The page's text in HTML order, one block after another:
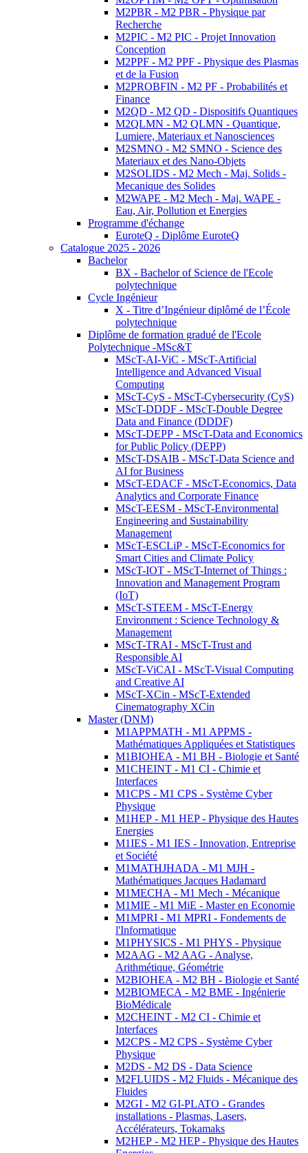
M2PBR - M2 PBR - Physique par
Recherche
M2PIC - M2 PIC - Projet Innovation
Conception
M2PPF - M2 PPF - Physique des Plasmas
et de la Fusion
M2PROBFIN - M2 PF - Probabilités et
Finance
M2QD - M2 QD - Dispositifs Quantiques
M2QLMN - M2 QLMN - Quantique,
Lumiere, Materiaux et Nanosciences
M2SMNO - M2 SMNO - Science des
Materiaux et des Nano-Objets
M2SOLIDS - M2 Mech - Maj. Solids -
Mecanique des Solides
M2WAPE - M2 Mech - Maj. WAPE -
Eau, Air, Pollution et Energies
Programme d'échange
EuroteQ - Diplôme EuroteQ
Catalogue 2025 - 2026
Bachelor
BX - Bachelor of Science de l'Ecole
polytechnique
Cycle Ingénieur
X - Titre d’Ingénieur diplômé de l’École
polytechnique
Diplôme de formation gradué de l'Ecole
Polytechnique -MSc&T
MScT-AI-ViC - MScT-Artificial
Intelligence and Advanced Visual
Computing
MScT-CyS - MScT-Cybersecurity (CyS)
MScT-DDDF - MScT-Double Degree
Data and Finance (DDDF)
MScT-DEPP - MScT-Data and Economics
for Public Policy (DEPP)
MScT-DSAIB - MScT-Data Science and
AI for Business
MScT-EDACF - MScT-Economics, Data
Analytics and Corporate Finance
MScT-EESM - MScT-Environmental
Engineering and Sustainability
Management
MScT-ESCLiP - MScT-Economics for
Smart Cities and Climate Policy
MScT-IOT - MScT-Internet of Things :
Innovation and Management Program
(IoT)
MScT-STEEM - MScT-Energy
Environment : Science Technology &
Management
MScT-TRAI - MScT-Trust and
Responsible AI
MScT-ViCAI - MScT-Visual Computing
and Creative AI
MScT-XCin - MScT-Extended
Cinematography XCin
Master (DNM)
M1APPMATH - M1 APPMS -
Mathématiques Appliquées et Statistiques
M1BIOHEA - M1 BH - Biologie et Santé
M1CHEINT - M1 CI - Chimie et
Interfaces
M1CPS - M1 CPS - Système Cyber
Physique
M1HEP - M1 HEP - Physique des Hautes
Energies
M1IES - M1 IES - Innovation, Entreprise
et Société
M1MATHJHADA - M1 MJH -
Mathématiques Jacques Hadamard
M1MECHA - M1 Mech - Mécanique
M1MIE - M1 MiE - Master en Economie
M1MPRI - M1 MPRI - Fondements de
l'Informatique
M1PHYSICS - M1 PHYS - Physique
M2AAG - M2 AAG - Analyse,
Arithmétique, Géométrie
M2BIOHEA - M2 BH - Biologie et Santé
M2BIOMECA - M2 BME - Ingénierie
BioMédicale
M2CHEINT - M2 CI - Chimie et
Interfaces
M2CPS - M2 CPS - Système Cyber
Physique
M2DS - M2 DS - Data Science
M2FLUIDS - M2 Fluids - Mécanique des
Fluides
M2GI - M2 GI-PLATO - Grandes
installations - Plasmas, Lasers,
Accélérateurs, Tokamaks
M2HEP - M2 HEP - Physique des Hautes